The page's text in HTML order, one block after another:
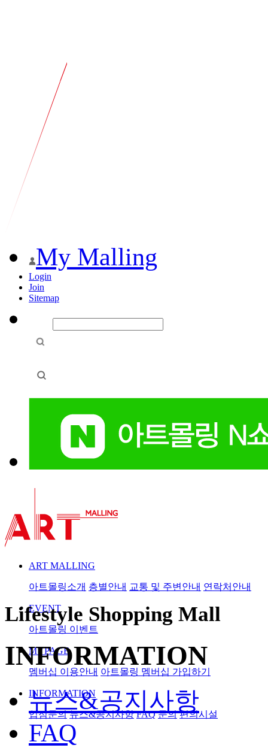
My Malling
Login
Join
Sitemap
ART MALLING
아트몰링소개 층별안내 교통 및 주변안내 연락처안내
EVENT
아트몰링 이벤트
MYPAGE
멤버십 이용안내 아트몰링 멤버십 가입하기
INFORMATION
입점문의 뉴스&공지사항 FAQ 문의 편의시설
Lifestyle Shopping Mall
INFORMATION
뉴스&공지사항
FAQ